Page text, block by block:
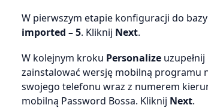
W pierwszym etapie konfiguracji do
imported – 5. Kliknij Next.
W kolejnym kroku Personalize
zainstalować wersję mobilną programu
swojego telefonu wraz z numerem
mobilną Password Bossa. Kliknij Next.